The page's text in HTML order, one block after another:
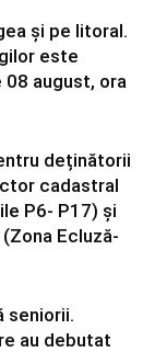
și pe litoral.
este
08 august, ora
deținătorii
cadastral
P6- P17) și
Ecluză-
seniorii.
au debutat